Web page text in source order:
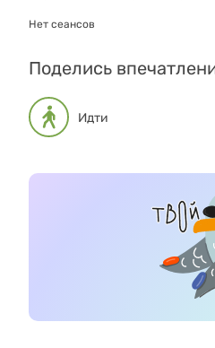
Нет сеансов
Поделись
Идти